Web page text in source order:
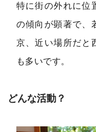
特に街の外れに位
の傾向が顕著で、
京、近い場所だと
も多いです。
どんな活動？